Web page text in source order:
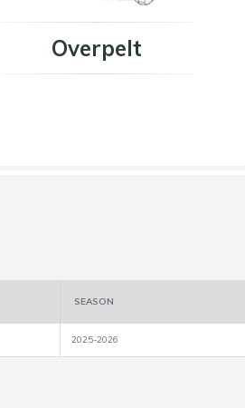
Overpelt
SEASON
2025-2026